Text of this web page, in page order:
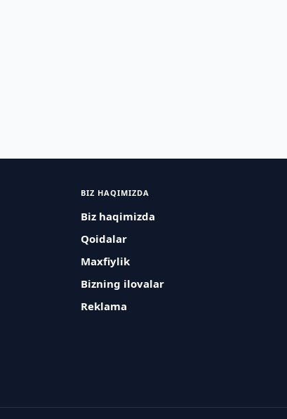
BIZ HAQIMIZDA
Biz haqimizda
Qoidalar
Maxfiylik
Bizning ilovalar
Reklama